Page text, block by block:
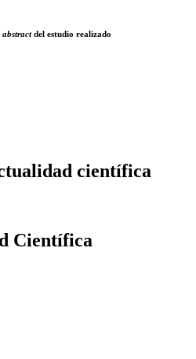
del estudio realizado
científica
Científica